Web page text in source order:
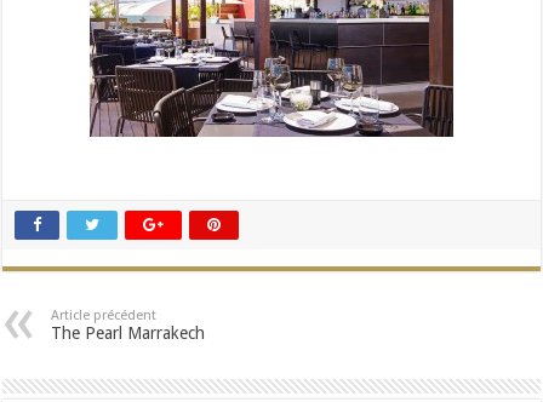
Article précédent
The Pearl Marrakech